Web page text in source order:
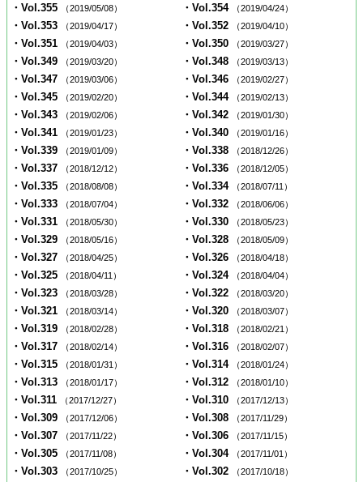
・Vol.355 （2019/05/08） ・Vol.354 （2019/04/24）
・Vol.353 （2019/04/17） ・Vol.352 （2019/04/10）
・Vol.351 （2019/04/03） ・Vol.350 （2019/03/27）
・Vol.349 （2019/03/20） ・Vol.348 （2019/03/13）
・Vol.347 （2019/03/06） ・Vol.346 （2019/02/27）
・Vol.345 （2019/02/20） ・Vol.344 （2019/02/13）
・Vol.343 （2019/02/06） ・Vol.342 （2019/01/30）
・Vol.341 （2019/01/23） ・Vol.340 （2019/01/16）
・Vol.339 （2019/01/09） ・Vol.338 （2018/12/26）
・Vol.337 （2018/12/12） ・Vol.336 （2018/12/05）
・Vol.335 （2018/08/08） ・Vol.334 （2018/07/11）
・Vol.333 （2018/07/04） ・Vol.332 （2018/06/06）
・Vol.331 （2018/05/30） ・Vol.330 （2018/05/23）
・Vol.329 （2018/05/16） ・Vol.328 （2018/05/09）
・Vol.327 （2018/04/25） ・Vol.326 （2018/04/18）
・Vol.325 （2018/04/11） ・Vol.324 （2018/04/04）
・Vol.323 （2018/03/28） ・Vol.322 （2018/03/20）
・Vol.321 （2018/03/14） ・Vol.320 （2018/03/07）
・Vol.319 （2018/02/28） ・Vol.318 （2018/02/21）
・Vol.317 （2018/02/14） ・Vol.316 （2018/02/07）
・Vol.315 （2018/01/31） ・Vol.314 （2018/01/24）
・Vol.313 （2018/01/17） ・Vol.312 （2018/01/10）
・Vol.311 （2017/12/27） ・Vol.310 （2017/12/13）
・Vol.309 （2017/12/06） ・Vol.308 （2017/11/29）
・Vol.307 （2017/11/22） ・Vol.306 （2017/11/15）
・Vol.305 （2017/11/08） ・Vol.304 （2017/11/01）
・Vol.303 （2017/10/25） ・Vol.302 （2017/10/18）